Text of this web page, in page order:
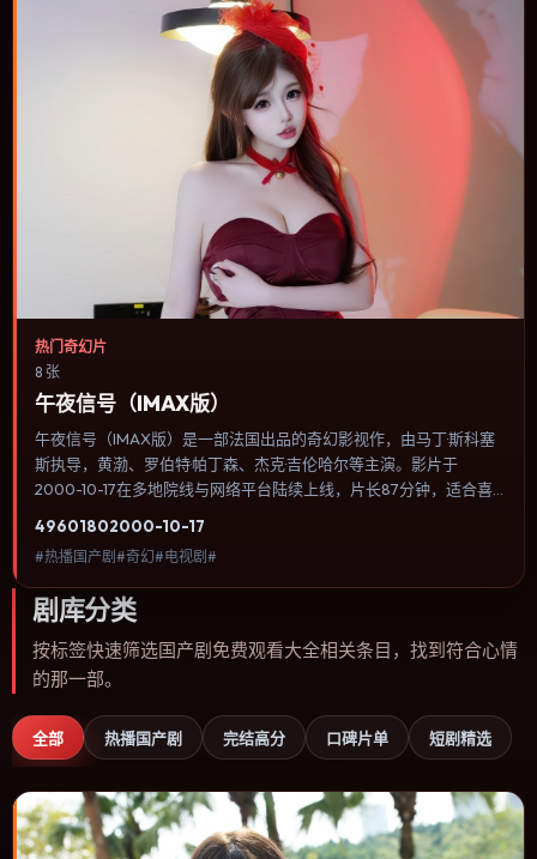
热门奇幻片
8 张
午夜信号（IMAX版）
午夜信号（IMAX版）是一部法国出品的奇幻影视作，由马丁·斯科塞
斯执导，黄渤、罗伯特·帕丁森、杰克·吉伦哈尔等主演。影片于
2000-10-17在多地院线与网络平台陆续上线，片长87分钟，适合喜
选择与情节推进，节奏与视听语言统一，可作为休闲观影或类型片补
片的选择。
49601802000-10-17
#热播国产剧#奇幻#电视剧#
剧库分类
按标签快速筛选国产剧免费观看大全相关条目，找到符合心情
的那一部。
全部 热播国产剧 完结高分 口碑片单 短剧精选